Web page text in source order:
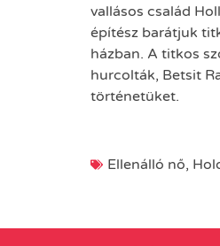
vallásos család
építész barátjuk
házban. A titkos
hurcolták, Betsit
történetüket.
Ellenálló nő,